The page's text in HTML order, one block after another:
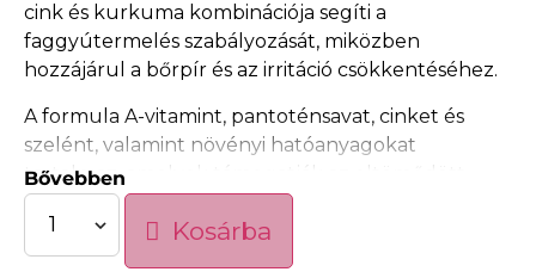
cink és kurkuma kombinációja segíti a
faggyútermelés szabályozását, miközben
hozzájárul a bőrpír és az irritáció csökkentéséhez.
A formula A-vitamint, pantoténsavat, cinket és
szelént, valamint növényi hatóanyagokat
tartalmaz, amelyek támogatják az eltömődött
pórusok tisztulását és a gyulladásos folyamatok
mérséklését. Vegán, növényi alapú készítmény,
nők és férfiak számára egyaránt.
Bővebben
Kosárba